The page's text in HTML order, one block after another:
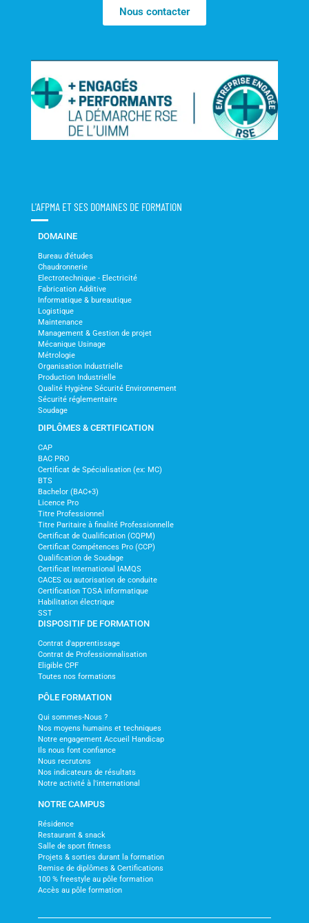
Nous contacter
L'AFPMA ET SES DOMAINES DE FORMATION
DOMAINE
Bureau d'études
Chaudronnerie
Electrotechnique - Electricité
Fabrication Additive
Informatique & bureautique
Logistique
Maintenance
Management & Gestion de projet
Mécanique Usinage
Métrologie
Organisation Industrielle
Production Industrielle
Qualité Hygiène Sécurité Environnement
Sécurité réglementaire
Soudage
DIPLÔMES & CERTIFICATION
CAP
BAC PRO
Certificat de Spécialisation (ex: MC)
BTS
Bachelor (BAC+3)
Licence Pro
Titre Professionnel
Titre Paritaire à finalité Professionnelle
Certificat de Qualification (CQPM)
Certificat Compétences Pro (CCP)
Qualification de Soudage
Certificat International IAMQS
CACES ou autorisation de conduite
Certification TOSA informatique
Habilitation électrique
SST
DISPOSITIF DE FORMATION
Contrat d'apprentissage
Contrat de Professionnalisation
Eligible CPF
Toutes nos formations
PÔLE FORMATION
Qui sommes-Nous ?
Nos moyens humains et techniques
Notre engagement Accueil Handicap
Ils nous font confiance
Nous recrutons
Nos indicateurs de résultats
Notre activité à l'international
NOTRE CAMPUS
Résidence
Restaurant & snack
Salle de sport fitness
Projets & sorties durant la formation
Remise de diplômes & Certifications
100 % freestyle au pôle formation
Accès au pôle formation